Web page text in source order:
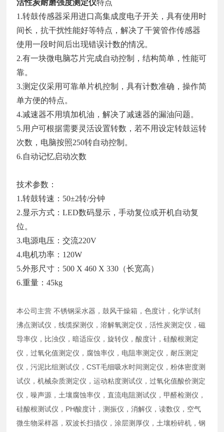
活性炭耐磨强度测定仪特点
1.转鼓传感器采用进口高集成度电子开关，具有使用时
间长，抗干扰性能好等特点，解决了干簧管作传感器
使用一段时间后出现错误计数的情况。
2.有一块微电脑芯片完成自动控制，结构简单，性能可
靠。
3.测定仪采用可靠单片机控制，具有计数准确，操作简
单方便的特点。
4.减速器不用填加机油，解决了减速器的漏油问题。
5.用户可根据需要灵活设置转数，若不用设定转鼓运转
次数，电脑按照250转自动控制。
6.自动记忆启动次数
技术参数：
1.转鼓转速：50±2转/分钟
2.显示方式：LED数码显示，手动复位或开机自动复
位。
3.电源电压：交流220V
4.电机功率：120W
5.外形尺寸：500 X 460 X 330（长宽高）
6.重量：45kg
本公司主营 不锈钢采水器，鼓风干燥箱，色度计，化学试剂
沸点测试仪，线缆探测仪，溶解氧测定仪，活性炭测定仪，磁
导率仪，比浊仪，暗适应仪，旋转仪，酸度计，硅酸根测定
仪，过氧化值测定仪，腐蚀率仪，电阻率测定仪，耐压测定
仪，污泥比组测试仪，CST毛细吸水时间测定仪，粉体密度测
试仪，机械杂质测定仪，运动粘度测试仪，过氧化值酸价测定
仪，噪声源，土壤腐蚀率仪，直流电阻测试仪，甲醛检测仪，
硅酸根测试仪，PH酸度计，测振仪，消解仪，读数仪，空气
微生物采样器，双波长扫描仪，涂层测厚仪，土壤粉碎机，钢